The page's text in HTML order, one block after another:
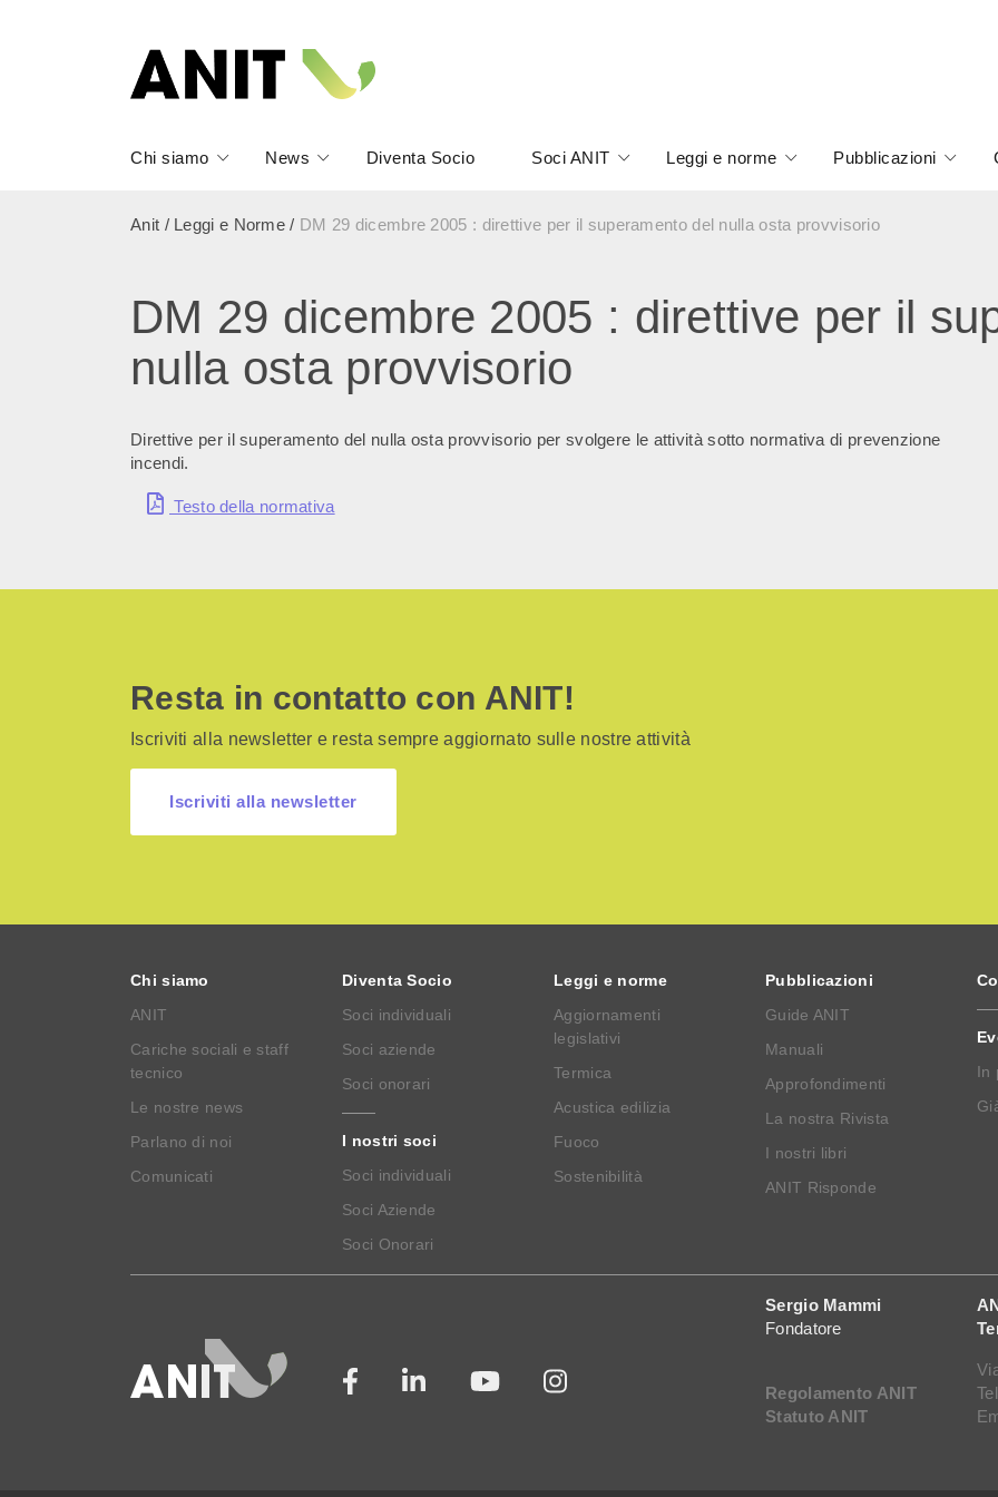
Chi siamo News Diventa Socio Soci ANIT Leggi e norme Pubblicazioni
Anit / Leggi e Norme / DM 29 dicembre 2005 : direttive per il superamento del nulla osta provvisorio
DM 29 dicembre 2005 : direttive per il
nulla osta provvisorio
Direttive per il superamento del nulla osta provvisorio per svolgere le attività sotto normativa di prevenzione
incendi.
Testo della normativa
Resta in contatto con ANIT!
Iscriviti alla newsletter e resta sempre aggiornato sulle nostre attività
Iscriviti alla newsletter
Chi siamo
ANIT
Cariche sociali e staff
tecnico
Le nostre news
Parlano di noi
Comunicati
Diventa Socio
Soci individuali
Soci aziende
Soci onorari
I nostri soci
Soci individuali
Soci Aziende
Soci Onorari
Leggi e norme
Aggiornamenti
legislativi
Termica
Acustica edilizia
Fuoco
Sostenibilità
Pubblicazioni
Guide ANIT
Manuali
Approfondimenti
La nostra Rivista
I nostri libri
ANIT Risponde
In
Sergio Mammi
Fondatore
Regolamento ANIT
Statuto ANIT